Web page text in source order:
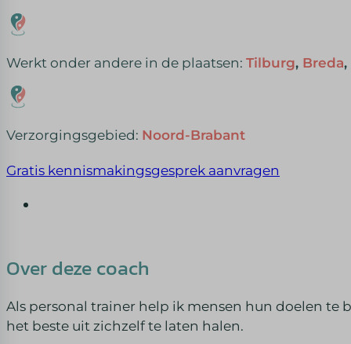
Werkt onder andere in de plaatsen: Tilburg, Breda,
Verzorgingsgebied: Noord-Brabant
Gratis kennismakingsgesprek aanvragen
Over deze coach
Als personal trainer help ik mensen hun doelen
het beste uit zichzelf te laten halen.